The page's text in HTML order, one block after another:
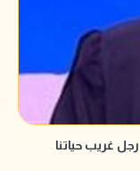
غريب حياتنا